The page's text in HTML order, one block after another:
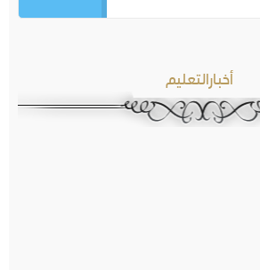
أخبارالتعليم